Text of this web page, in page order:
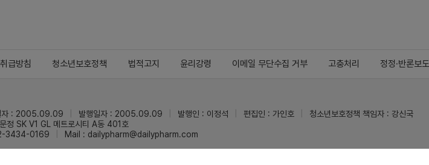
급방침 청소년보호정책 법적고지 윤리강령 이메일 무단수집 거부 고충처리 정정·반론보도
자 : 2005.09.09 발행일자 : 2005.09.09 발행인 : 이정석 편집인 : 가인호
청소년보호정책 책임자 : 강신국
정 SK V1 GL 메트로시티 A동 401호
3434-0169 Mail : dailypharm@dailypharm.com